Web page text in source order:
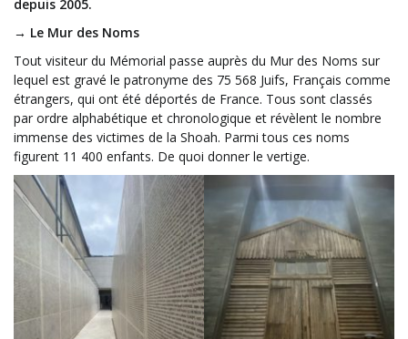
depuis 2005.
→ Le Mur des Noms
Tout visiteur du Mémorial passe auprès du Mur des Noms sur
lequel est gravé le patronyme des 75 568 Juifs, Français comme
étrangers, qui ont été déportés de France. Tous sont classés
par ordre alphabétique et chronologique et révèlent le nombre
immense des victimes de la Shoah. Parmi tous ces noms
figurent 11 400 enfants. De quoi donner le vertige.